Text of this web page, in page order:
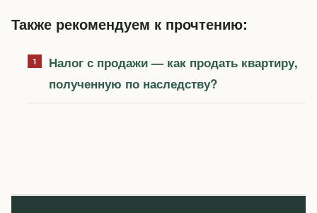
Также рекомендуем к прочтению:
Налог с продажи — как продать квартиру,
полученную по наследству?